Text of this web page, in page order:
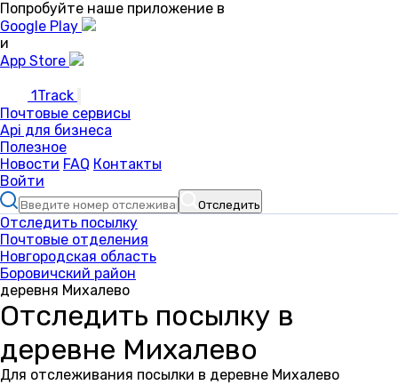
Попробуйте наше приложение в
Google Play
и
App Store
1Track
Почтовые сервисы
Api для бизнеса
Полезное
Новости FAQ Контакты
Войти
Отследить
Отследить посылку
Почтовые отделения
Новгородская область
Боровичский район
деревня Михалево
Отследить посылку в
деревне Михалево
Для отслеживания посылки в деревне Михалево